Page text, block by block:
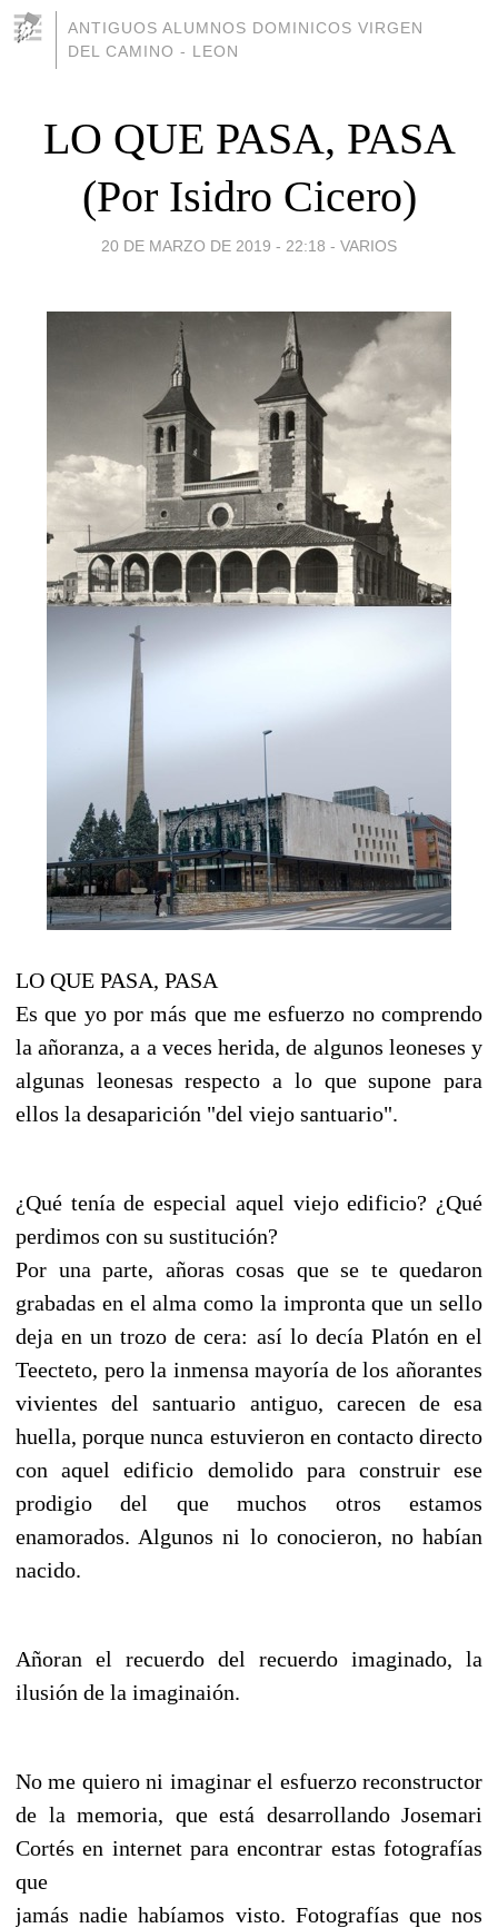
ANTIGUOS ALUMNOS DOMINICOS VIRGEN
DEL CAMINO - LEON
LO QUE PASA, PASA
(Por Isidro Cicero)
20 DE MARZO DE 2019 - 22:18 - VARIOS
LO QUE PASA, PASA
Es que yo por más que me esfuerzo no comprendo
la añoranza, a a veces herida, de algunos leoneses y
algunas leonesas respecto a lo que supone para
ellos la desaparición "del viejo santuario".
¿Qué tenía de especial aquel viejo edificio? ¿Qué
perdimos con su sustitución?
Por una parte, añoras cosas que se te quedaron
grabadas en el alma como la impronta que un sello
deja en un trozo de cera: así lo decía Platón en el
Teecteto, pero la inmensa mayoría de los añorantes
vivientes del santuario antiguo, carecen de esa
huella, porque nunca estuvieron en contacto directo
con aquel edificio demolido para construir ese
prodigio del que muchos otros estamos
enamorados. Algunos ni lo conocieron, no habían
nacido.
Añoran el recuerdo del recuerdo imaginado, la
ilusión de la imaginaión.
No me quiero ni imaginar el esfuerzo reconstructor
de la memoria, que está desarrollando Josemari
Cortés en internet para encontrar estas fotografías
que
jamás nadie habíamos visto. Fotografías que nos